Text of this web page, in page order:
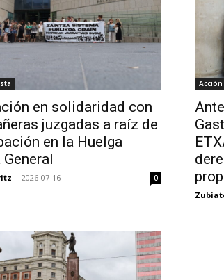
en solidaridad con
juzgadas a raíz de
en la Huelga
- 2026-07-16 0